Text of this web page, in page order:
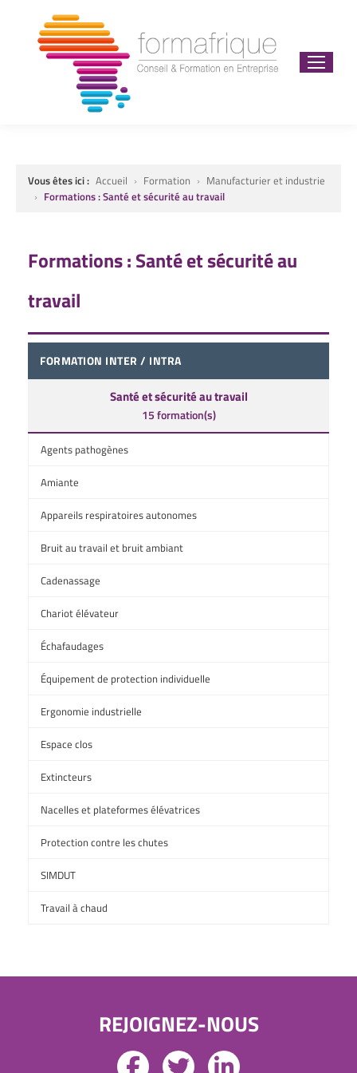
Vous êtes ici : Accueil › Formation › Manufacturier et industrie
› Formations : Santé et sécurité au travail
Formations : Santé et sécurité au
travail
FORMATION INTER / INTRA
Santé et sécurité au travail
15 formation(s)
Agents pathogènes
Amiante
Appareils respiratoires autonomes
Bruit au travail et bruit ambiant
Cadenassage
Chariot élévateur
Échafaudages
Équipement de protection individuelle
Ergonomie industrielle
Espace clos
Extincteurs
Nacelles et plateformes élévatrices
Protection contre les chutes
SIMDUT
Travail à chaud
REJOIGNEZ-NOUS